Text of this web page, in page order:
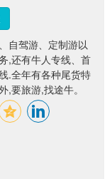
自驾游、定制游以
,还有牛人专线、首
.全年有各种尾货特
,要旅游,找途牛。